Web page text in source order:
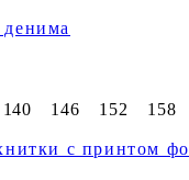
140 146 152 158
с принтом